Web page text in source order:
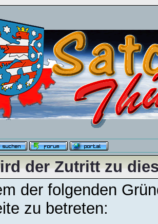
der Zutritt zu
der folgenden
zu betreten: